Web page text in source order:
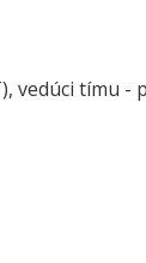
vedúci tímu -